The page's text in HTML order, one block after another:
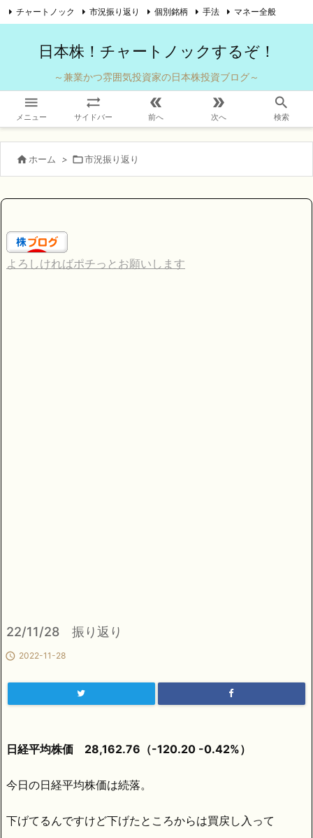
日本株！チャートノックするぞ！
～兼業かつ雰囲気投資家の日本株投資ブログ～

メニュー

サイドバー

前へ

次へ

検索
チャートノック 市況振り返り 個別銘柄 手法 マネー全般
 ホーム > 市況振り返り
よろしければポチっとお願いします
22/11/28 振り返り
 2022-11-28
日経平均株価 28,162.76（-120.20 -0.42%）
今日の日経平均株価は続落。
下げてるんですけど下げたところからは買戻し入って